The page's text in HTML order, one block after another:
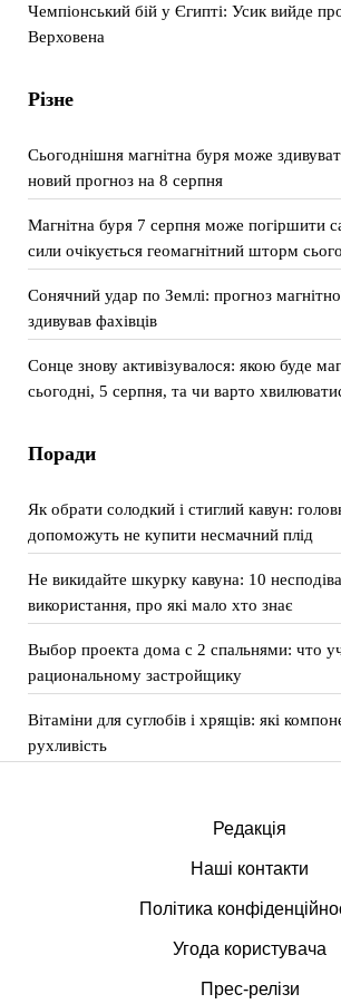
Чемпіонський бій у Єгипті: Усик вийде
Верховена
Різне
Сьогоднішня магнітна буря може
новий прогноз на 8 серпня
Магнітна буря 7 серпня може погіршити
сили очікується геомагнітний шторм
Сонячний удар по Землі: прогноз
здивував фахівців
Сонце знову активізувалося: якою буде
сьогодні, 5 серпня, та чи варто
Поради
Як обрати солодкий і стиглий кавун:
допоможуть не купити несмачний плід
Не викидайте шкурку кавуна: 10
використання, про які мало хто знає
Выбор проекта дома с 2 спальнями: что
рациональному застройщику
Вітаміни для суглобів і хрящів: які
рухливість
Редакція
Наші контакти
Політика
Угода користувача
Прес-релізи